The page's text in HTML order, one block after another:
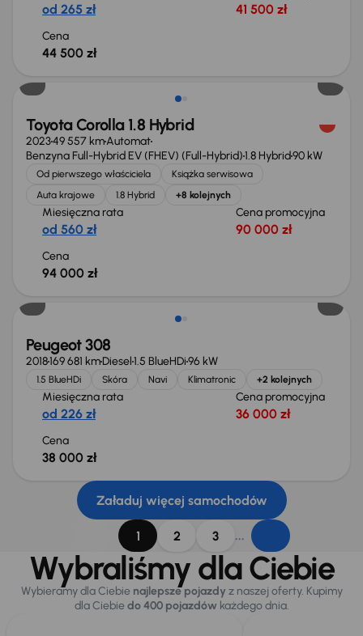
od 265 zł 41 500 zł
Cena
44 500 zł
Możliwość odliczenia VAT
Toyota Corolla 1.8 Hybrid
202349 557 kmAutomat
Benzyna Full-Hybrid EV (FHEV) (Full-Hybrid)1.8 Hybrid90 kW
Od pierwszego właściciela
Książka serwisowa
Auta krajowe
1.8 Hybrid +8 kolejnych
Miesięczna rata
od 560 zł
Cena promocyjna
90 000 zł
Cena
94 000 zł
Peugeot 308
2018169 681 kmDiesel1.5 BlueHDi96 kW
1.5 BlueHDi Skóra Navi Klimatronic +2 kolejnych
Miesięczna rata
od 226 zł
Cena promocyjna
36 000 zł
Cena
38 000 zł
Załaduj więcej samochodów
1 2 3 ...
Wybraliśmy dla Ciebie
Wybieramy dla Ciebie najlepsze pojazdy z naszej oferty. Kupimy
dla Ciebiedo 400 pojazdówkażdego dnia.